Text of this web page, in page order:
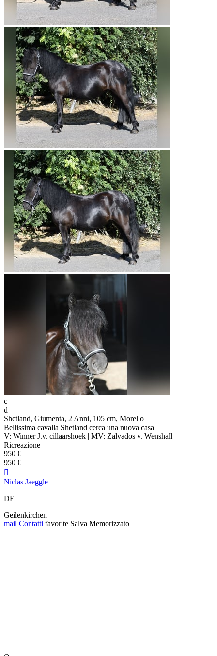
c
d
Shetland, Giumenta, 2 Anni, 105 cm, Morello
Bellissima cavalla Shetland cerca una nuova casa
V: Winner J.v. cillaarshoek | MV: Zalvados v. Wenshall
Ricreazione
950 €
950 €

Niclas Jaeggle
DE
Geilenkirchen
mail Contatti favorite Salva Memorizzato